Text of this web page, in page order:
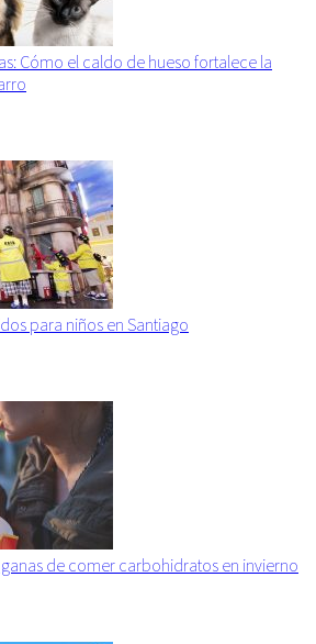
Cómo el caldo de hueso fortalece la
para niños en Santiago
de comer carbohidratos en invierno